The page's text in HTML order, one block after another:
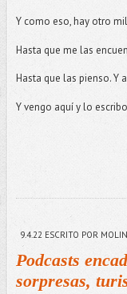
Y como eso, hay otro
Hasta que me las
Hasta que las pienso. Y
Y vengo aquí y lo
9.4.22ESCRITO POR
Podcasts
sorpresas,